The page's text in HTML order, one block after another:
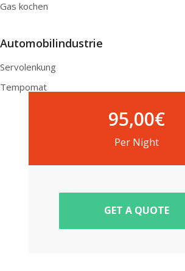
Gas kochen
Automobilindustrie
Servolenkung
Tempomat
95,00€
Per Night
GET A QUOTE